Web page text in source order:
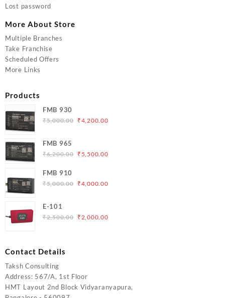
Lost password
More About Store
Multiple Branches
Take Franchise
Scheduled Offers
More Links
Products
FMB 930
₹5,000.00 Original
₹5,000.00.
₹4,200.00Current
FMB 965
₹6,200.00 Original
₹6,200.00.
₹ 5,500.00Current
₹5,500.00.
FMB 910
₹5,000.00 Original
₹5,000.00.
₹4,000.00Current
E-101
₹2,500.00 Original
₹2,000.00Current
Contact Details
Taksh Consulting
Address: 567/A, 1st Floor
HMT Layout 2nd Block Vidyaranyapura,